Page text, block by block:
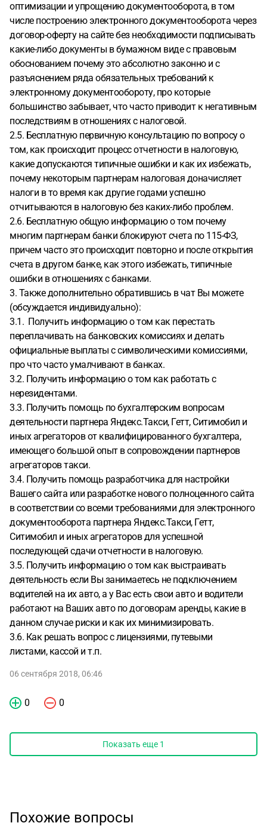
оптимизации и упрощению документооборота, в том
числе построению электронного документооборота через
договор-оферту на сайте без необходимости подписывать
какие-либо документы в бумажном виде с правовым
обоснованием почему это абсолютно законно и с
разъяснением ряда обязательных требований к
электронному документообороту, про которые
большинство забывает, что часто приводит к негативным
последствиям в отношениях с налоговой.
2.5. Бесплатную первичную консультацию по вопросу о
том, как происходит процесс отчетности в налоговую,
какие допускаются типичные ошибки и как их избежать,
почему некоторым партнерам налоговая доначисляет
налоги в то время как другие годами успешно
отчитываются в налоговую без каких-либо проблем.
2.6. Бесплатную общую информацию о том почему
многим партнерам банки блокируют счета по 115-ФЗ,
причем часто это происходит повторно и после открытия
счета в другом банке, как этого избежать, типичные
ошибки в отношениях с банками.
3. Также дополнительно обратившись в чат Вы можете
(обсуждается индивидуально):
3.1. Получить информацию о том как перестать
переплачивать на банковских комиссиях и делать
официальные выплаты с символическими комиссиями,
про что часто умалчивают в банках.
3.2. Получить информацию о том как работать с
нерезидентами.
3.3. Получить помощь по бухгалтерским вопросам
деятельности партнера Яндекс.Такси, Гетт, Ситимобил и
иных агрегаторов от квалифицированного бухгалтера,
имеющего большой опыт в сопровождении партнеров
агрегаторов такси.
3.4. Получить помощь разработчика для настройки
Вашего сайта или разработке нового полноценного сайта
в соответствии со всеми требованиями для электронного
документооборота партнера Яндекс.Такси, Гетт,
Ситимобил и иных агрегаторов для успешной
последующей сдачи отчетности в налоговую.
3.5. Получить информацию о том как выстраивать
деятельность если Вы занимаетесь не подключением
водителей на их авто, а у Вас есть свои авто и водители
работают на Ваших авто по договорам аренды, какие в
данном случае риски и как их минимизировать.
3.6. Как решать вопрос с лицензиями, путевыми
листами, кассой и т.п.
06 сентября 2018, 06:46
0 0
Показать еще 1
Похожие вопросы